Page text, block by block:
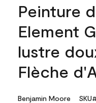
Peinture
Element
lustre
Flèche
Benjamin Moore